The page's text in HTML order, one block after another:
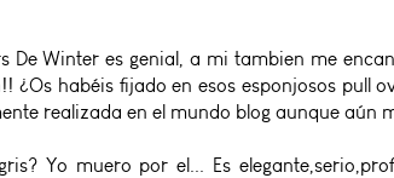
De Winter es genial, a mi tambien me
¿Os habéis fijado en esos esponjosos pull
realizada en el mundo blog aunque aún
Yo muero por el... Es